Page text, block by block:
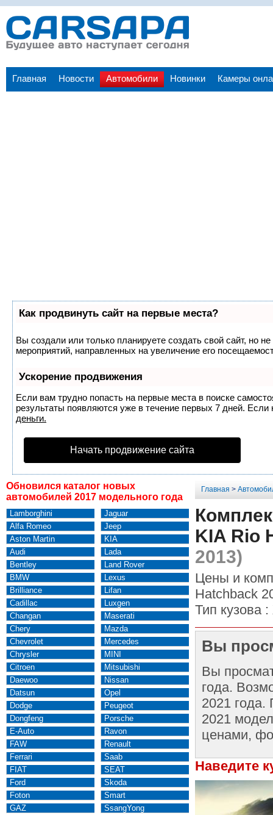
Главная Новости Автомобили Новинки Камеры
Как продвинуть сайт на первые места?
Вы создали или только планируете создать свой сайт, но
мероприятий, направленных на увеличение его
Ускорение продвижения
Если вам трудно попасть на первые места в поиске
результаты появляются уже в течение первых 7 дней.
деньги.
Начать продвижение сайта
Обновился каталог новых
автомобилей 2017 модельного года
Lamborghini
Alfa Romeo
Aston Martin
Audi
Bentley
BMW
Brilliance
Cadillac
Changan
Chery
Chevrolet
Chrysler
Citroen
Daewoo
Datsun
Dodge
Dongfeng
E-Auto
FAW
Ferrari
FIAT
Ford
Foton
GAZ
Jaguar
Jeep
KIA
Lada
Land Rover
Lexus
Lifan
Luxgen
Maserati
Mazda
Mercedes
MINI
Mitsubishi
Nissan
Opel
Peugeot
Porsche
Ravon
Renault
Saab
SEAT
Skoda
Smart
SsangYong
Главная >
KIA Rio
2013)
Цены и
Hatchback
Тип кузова :
Вы
Вы
года.
2021 года.
2021
ценами,
Наведите